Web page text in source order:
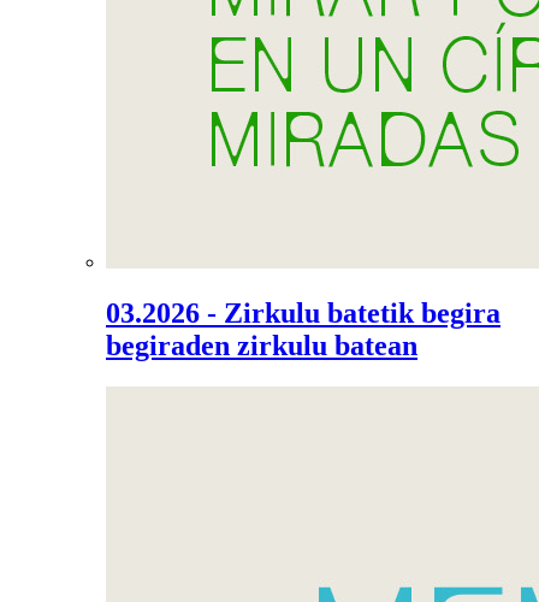
03.2026 - Zirkulu batetik begira
begiraden zirkulu batean